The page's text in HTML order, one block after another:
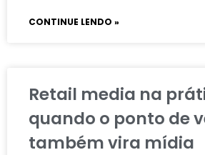
CONTINUE LENDO »
Retail media na
quando o ponto de
também vira mídia